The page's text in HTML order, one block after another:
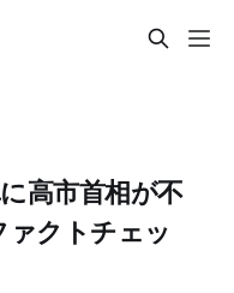
高市首相が不
ァクトチェッ